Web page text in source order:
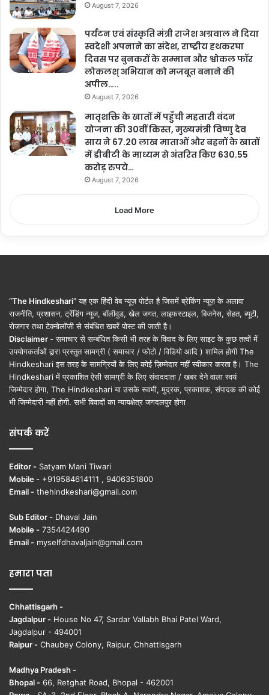
August 7, 2026
पर्यटन एवं संस्कृति मंत्री राजेश अग्रवाल ने दिया
स्वदेशी अपनाने का संदेश, राष्ट्रीय हथकरघा
दिवस पर बुनकरों के सम्मान और श्वोकल फॉर
लोकलश् अभियान को मजबूत बनाने की
अपील…..
August 7, 2026
मातृशक्ति के खातों में पहुँची महतारी वंदन
योजना की 30वीं किस्त, मुख्यमंत्री विष्णु देव
साय ने 67.20 लाख माताओं और बहनों के खातों
में डीबीटी के माध्यम से अंतरित किए 630.55
करोड़ रुपये…
August 7, 2026
Load More
“The Hindkeshari”यह एक हिंदी वेब न्यूज़ पोर्टल है जिसमें ब्रेकिंग न्यूज़ के अलावा
राजनीति, प्रशासन, ट्रेंडिंग न्यूज, बॉलीवुड, खेल जगत, लाइफस्टाइल, बिजनेस, सेहत, ब्यूटी,
रोजगार तथा टेक्नोलॉजी से संबंधित खबरें पोस्ट की जाती है।
Disclaimer - समाचार से सम्बंधित किसी भी तरह के विवाद के लिए साइट के कुछ तत्वों में
उपयोगकर्ताओं द्वारा प्रस्तुत सामग्री ( समाचार / फोटो / विडियो आदि ) शामिल होगी The
Hindkeshari इस तरह के सामग्रियों के लिए कोई ज़िम्मेदार नहीं स्वीकार करता है। The
Hindkeshari में प्रकाशित ऐसी सामग्री के लिए संवाददाता / खबर देने वाला स्वयं
जिम्मेदार होगा, The Hindkeshari या उसके स्वामी, मुद्रक, प्रकाशक, संपादक की कोई
भी जिम्मेदारी नहीं होगी. सभी विवादों का न्यायक्षेत्र जगदलपुर होगा
संपर्क करें
Editor - Satyam Mani Tiwari
Mobile - +919584614111 , 9406351800
Email - thehindkeshari@gmail.com
Sub Editor - Dhaval Jain
Mobile - 7354424490
Email - myselfdhavaljain@gmail.com
हमारा पता
Chhattisgarh -
Jagdalpur - House No 47, Sardar Vallabh Bhai Patel Ward,
Jagdalpur - 494001
Raipur - Chaubey Colony, Raipur, Chhattisgarh
Madhya Pradesh -
Bhopal - 66, Retghat Road, Bhopal - 462001